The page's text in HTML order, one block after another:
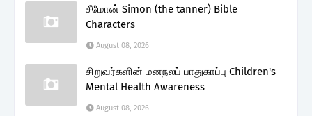
சீமோன் Simon (the tanner) Bible
Characters
August 08, 2026
சிறுவர்களின் மனநலப் பாதுகாப்பு Children's
Mental Health Awareness
August 08, 2026